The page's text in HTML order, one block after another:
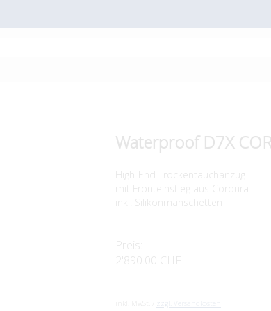
Waterproof D7X
High-End Trockentauchanzug
mit Fronteinstieg aus Cordura
inkl. Silikonmanschetten
Preis: